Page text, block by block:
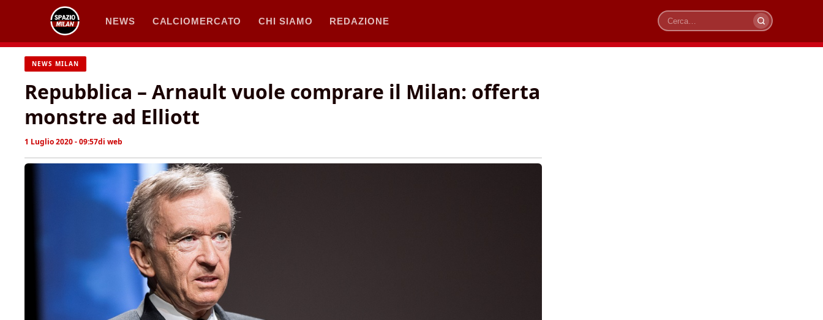
contenuto
NEWS CALCIOMERCATO CHI SIAMO REDAZIONE
Cerca
NEWS MILAN
Repubblica – Arnault vuole comprare il Milan: offerta
monstre ad Elliott
1 Luglio 2020 - 09:57di web